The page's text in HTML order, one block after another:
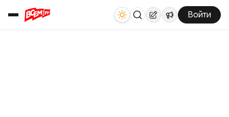
Войти